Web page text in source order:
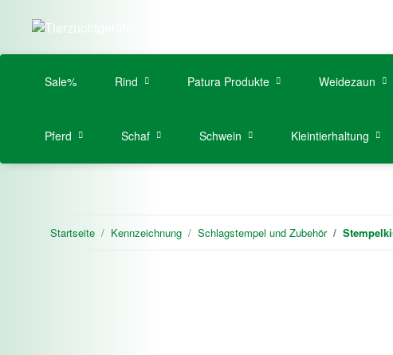
Sale% Rind Patura Produkte Weidezaun
Pferd Schaf Schwein Kleintierhaltung
Startseite Kennzeichnung Schlagstempel und Zubehör